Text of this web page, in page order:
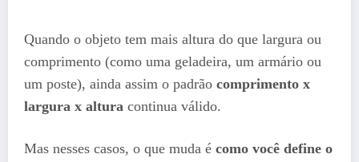
Quando o objeto tem mais altura do que largura ou
comprimento (como uma geladeira, um armário ou
um poste), ainda assim o padrão comprimento x
largura x altura continua válido.
Mas nesses casos, o que muda é como você define o